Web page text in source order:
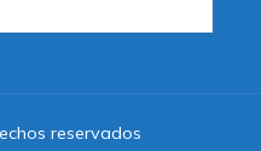
reservados